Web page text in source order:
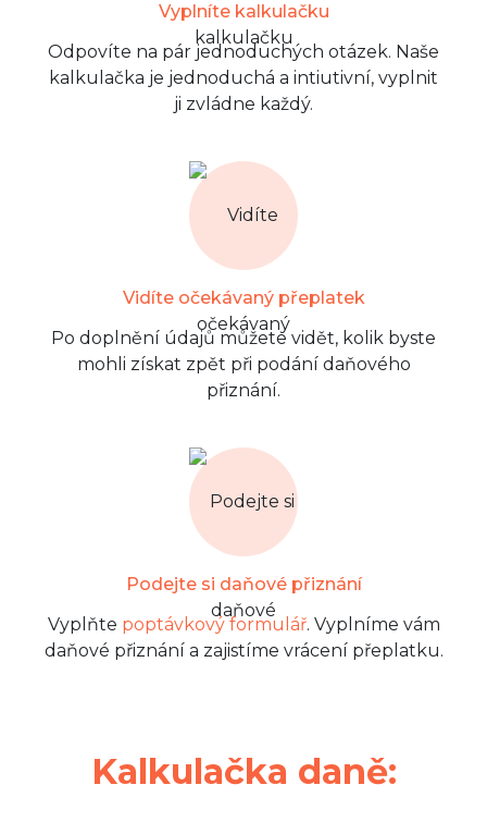
Vyplníte kalkulačku
Odpovíte na pár jednoduchých otázek. Naše
kalkulačka je jednoduchá a intiutivní, vyplnit
ji zvládne každý.
Vidíte očekávaný přeplatek
Po doplnění údajů můžete vidět, kolik byste
mohli získat zpět při podání daňového
přiznání.
Podejte si daňové přiznání
Vyplňte poptávkový formulář. Vyplníme vám
daňové přiznání a zajistíme vrácení přeplatku.
Kalkulačka daně: